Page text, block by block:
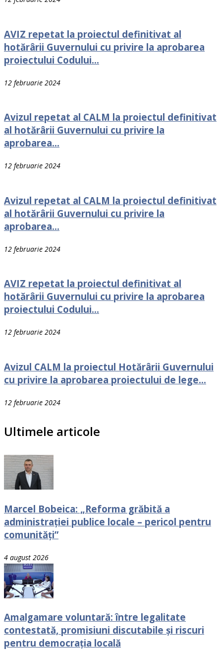
AVIZ repetat la proiectul definitivat al
hotărârii Guvernului cu privire la aprobarea
proiectului Codului...
12 februarie 2024
Avizul repetat al CALM la proiectul definitivat
al hotărârii Guvernului cu privire la
aprobarea...
12 februarie 2024
Avizul repetat al CALM la proiectul definitivat
al hotărârii Guvernului cu privire la
aprobarea...
12 februarie 2024
AVIZ repetat la proiectul definitivat al
hotărârii Guvernului cu privire la aprobarea
proiectului Codului...
12 februarie 2024
Avizul CALM la proiectul Hotărârii Guvernului
cu privire la aprobarea proiectului de lege...
12 februarie 2024
Ultimele articole
Marcel Bobeica: „Reforma grăbită a
administrației publice locale – pericol pentru
comunități”
4 august 2026
Amalgamare voluntară: între legalitate
contestată, promisiuni discutabile și riscuri
pentru democrația locală